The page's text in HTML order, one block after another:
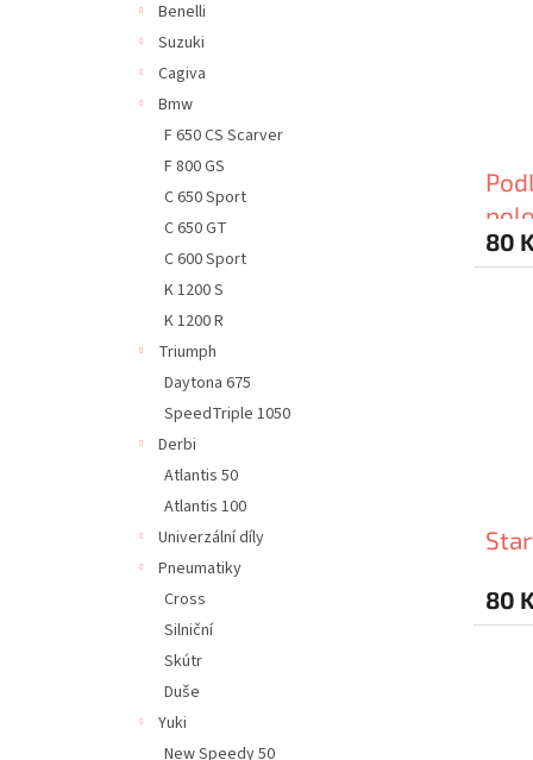
Benelli
Suzuki
Cagiva
Bmw
F 650 CS Scarver
F 800 GS
C 650 Sport
C 650 GT
C 600 Sport
K 1200 S
K 1200 R
Triumph
Daytona 675
SpeedTriple 1050
Derbi
Atlantis 50
Atlantis 100
Univerzální díly
Pneumatiky
Cross
Silniční
Skútr
Duše
Yuki
New Speedy 50
80
80